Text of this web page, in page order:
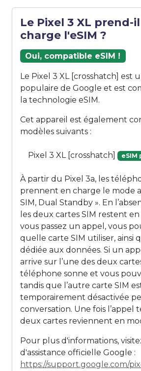
Le Pixel 3 XL prend-
charge l'eSIM ?
Oui, compatible eSIM !
Le Pixel 3 XL [crosshatch] est
populaire de Google et est
la technologie eSIM.
Cet appareil est également
modèles suivants :
Pixel 3 XL [crosshatch] eSIM
À partir du Pixel 3a, les
prennent en charge le mode
SIM, Dual Standby ». En
les deux cartes SIM restent
vous passez un appel, vous
quelle carte SIM utiliser, ainsi
dédiée aux données. Si un
arrive sur l’une des deux
téléphone sonne et vous
tandis que l’autre carte SIM
temporairement désactivée
conversation. Une fois l’appel
deux cartes reviennent en
Pour plus d'informations,
d'assistance officielle Google :
https://support.google.com/